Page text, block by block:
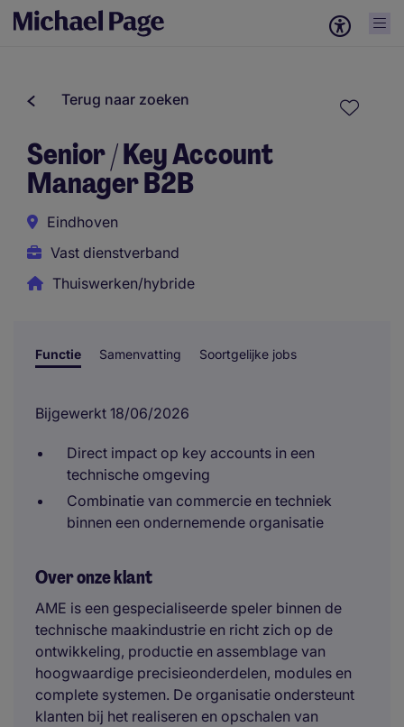
Terug naar zoeken
Senior / Key Account
Manager B2B
Eindhoven
Vast dienstverband
Thuiswerken/hybride
Functie Samenvatting Soortgelijke jobs
Bijgewerkt 18/06/2026
Direct impact op key accounts in een
technische omgeving
Combinatie van commercie en techniek
binnen een ondernemende organisatie
Over onze klant
AME is een gespecialiseerde speler binnen de
technische maakindustrie en richt zich op de
ontwikkeling, productie en assemblage van
hoogwaardige precisieonderdelen, modules en
complete systemen. De organisatie ondersteunt
klanten bij het realiseren en opschalen van